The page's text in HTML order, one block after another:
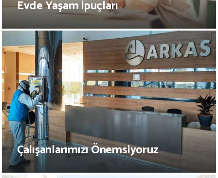
Evde Yaşam İpuçları
Çalışanlarımızı Önemsiyoruz